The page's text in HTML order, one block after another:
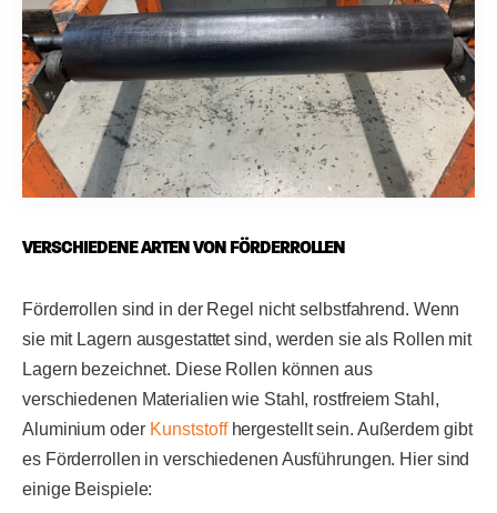
VERSCHIEDENE ARTEN VON FÖRDERROLLEN
Förderrollen sind in der Regel nicht selbstfahrend. Wenn
sie mit Lagern ausgestattet sind, werden sie als Rollen mit
Lagern bezeichnet. Diese Rollen können aus
verschiedenen Materialien wie Stahl, rostfreiem Stahl,
Aluminium oder Kunststoff hergestellt sein. Außerdem gibt
es Förderrollen in verschiedenen Ausführungen. Hier sind
einige Beispiele: